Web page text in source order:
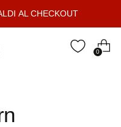
AL CHECKOUT
0